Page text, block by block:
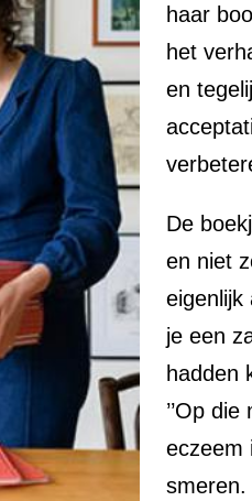
haar
het
en
De
en niet
eigenlijk
je een
hadden
’’Op
eczeem
smeren.